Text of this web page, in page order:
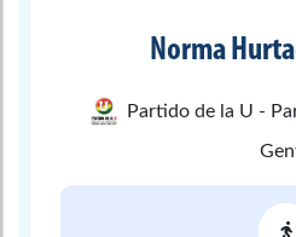
Norma
Partido de la U -